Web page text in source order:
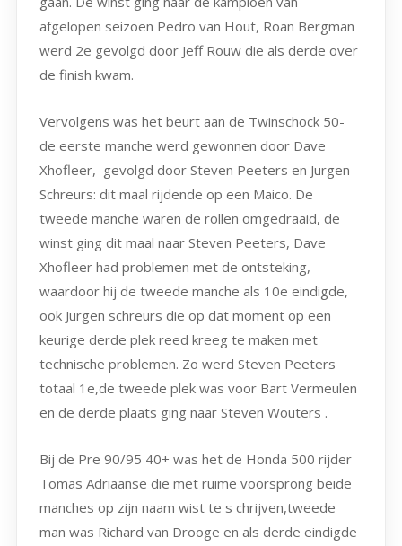
afgelopen seizoen Pedro van Hout, Roan Bergman
werd 2e gevolgd door Jeff Rouw die als derde over
de finish kwam.
Vervolgens was het beurt aan de Twinschock 50-
de eerste manche werd gewonnen door Dave
Xhofleer, gevolgd door Steven Peeters en Jurgen
Schreurs: dit maal rijdende op een Maico. De
tweede manche waren de rollen omgedraaid, de
winst ging dit maal naar Steven Peeters, Dave
Xhofleer had problemen met de ontsteking,
waardoor hij de tweede manche als 10e eindigde,
ook Jurgen schreurs die op dat moment op een
keurige derde plek reed kreeg te maken met
technische problemen. Zo werd Steven Peeters
totaal 1e,de tweede plek was voor Bart Vermeulen
en de derde plaats ging naar Steven Wouters .
Bij de Pre 90/95 40+ was het de Honda 500 rijder
Tomas Adriaanse die met ruime voorsprong beide
manches op zijn naam wist te s chrijven,tweede
man was Richard van Drooge en als derde eindigde